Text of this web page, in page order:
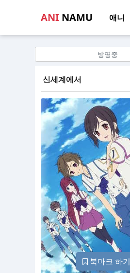
ANI NAMU 애니
방영중
신세계에서
북마크 하기